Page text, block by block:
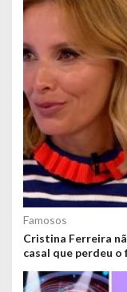
Famosos
Cristina Ferreira
casal que perdeu o